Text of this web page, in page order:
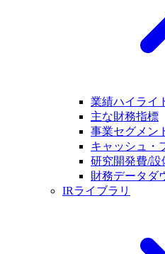
業績ハイライ
主な財務指標
事業セグメン
キャッシュ・
研究開発費/設
財務データダ
IRライブラリ